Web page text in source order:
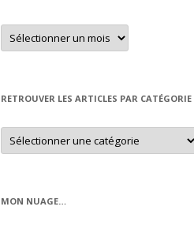
Retrouver
un
article
RETROUVER LES ARTICLES PAR CATÉGORIE
Retrouver
les
articles
MON NUAGE…